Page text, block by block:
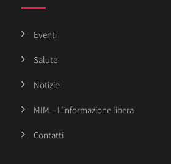
Eventi
Salute
Notizie
MIM – L’informazione libera
Contatti